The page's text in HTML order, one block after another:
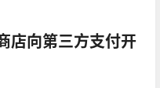
店向第三方支付开